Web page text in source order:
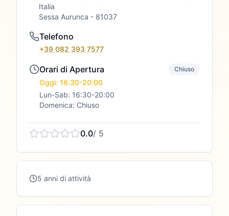
Italia
Sessa Aurunca - 81037
Telefono
+39 082 393 7577
Orari di Apertura Chiuso
Oggi: 16:30-20:00
Lun-Sab: 16:30-20:00
Domenica: Chiuso
0.0/ 5
5 anni di attività